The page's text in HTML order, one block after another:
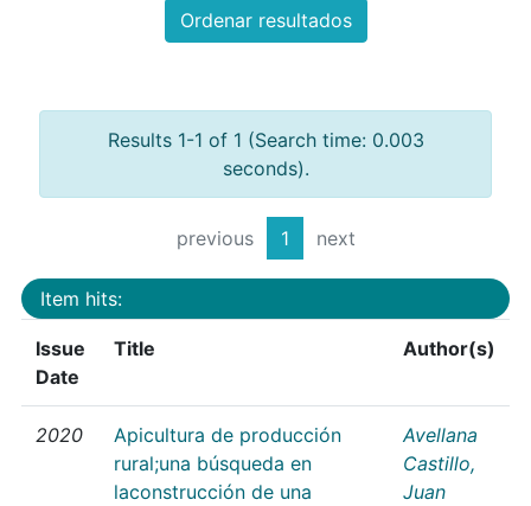
Ordenar resultados
Results 1-1 of 1 (Search time: 0.003
seconds).
previous 1 next
Item hits:
Issue
Date
Title Author(s)
2020
Apicultura de producción
rural;una búsqueda en
laconstrucción de una
Avellana
Castillo,
Juan